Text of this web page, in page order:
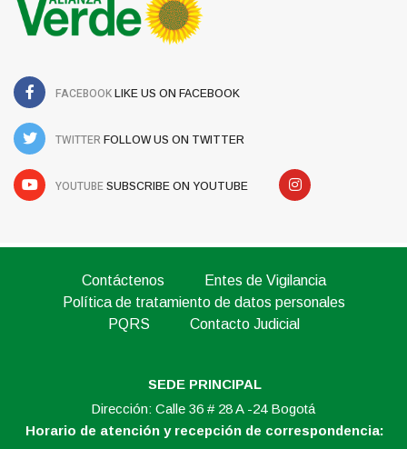
FACEBOOK LIKE US ON FACEBOOK
TWITTER FOLLOW US ON TWITTER
YOUTUBE SUBSCRIBE ON YOUTUBE
Contáctenos
Entes de Vigilancia
Política de tratamiento de datos personales
PQRS
Contacto Judicial
SEDE PRINCIPAL
Dirección: Calle 36 # 28 A -24 Bogotá
Horario de atención y recepción de correspondencia: